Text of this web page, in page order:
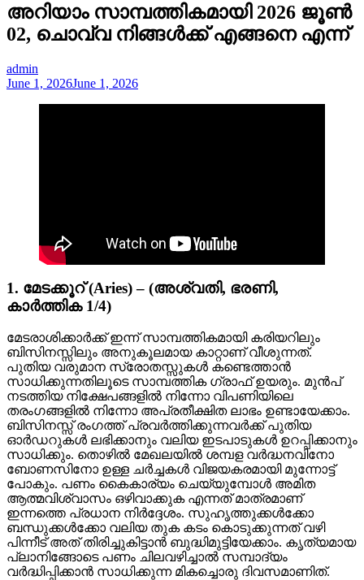
അറിയാം സാമ്പത്തികമായി 2026 ജൂൺ
02, ചൊവ്വ നിങ്ങൾക്ക് എങ്ങനെ എന്ന്
admin
June 1, 2026June 1, 2026
1. മേടക്കൂറ് (Aries) – (അശ്വതി, ഭരണി,
കാർത്തിക 1/4)
മേടരാശിക്കാർക്ക് ഇന്ന് സാമ്പത്തികമായി കരിയറിലും
ബിസിനസ്സിലും അനുകൂലമായ കാറ്റാണ് വീശുന്നത്.
പുതിയ വരുമാന സ്രോതസ്സുകൾ കണ്ടെത്താൻ
സാധിക്കുന്നതിലൂടെ സാമ്പത്തിക ഗ്രാഫ് ഉയരും. മുൻപ്
നടത്തിയ നിക്ഷേപങ്ങളിൽ നിന്നോ വിപണിയിലെ
തരംഗങ്ങളിൽ നിന്നോ അപ്രതീക്ഷിത ലാഭം ഉണ്ടായേക്കാം.
ബിസിനസ്സ് രംഗത്ത് പ്രവർത്തിക്കുന്നവർക്ക് പുതിയ
ഓർഡറുകൾ ലഭിക്കാനും വലിയ ഇടപാടുകൾ ഉറപ്പിക്കാനും
സാധിക്കും. തൊഴിൽ മേഖലയിൽ ശമ്പള വർദ്ധനവിനോ
ബോണസിനോ ഉള്ള ചർച്ചകൾ വിജയകരമായി മുന്നോട്ട്
പോകും. പണം കൈകാര്യം ചെയ്യുമ്പോൾ അമിത
ആത്മവിശ്വാസം ഒഴിവാക്കുക എന്നത് മാത്രമാണ്
ഇന്നത്തെ പ്രധാന നിർദ്ദേശം. സുഹൃത്തുക്കൾക്കോ
ബന്ധുക്കൾക്കോ വലിയ തുക കടം കൊടുക്കുന്നത് വഴി
പിന്നീട് അത് തിരിച്ചുകിട്ടാൻ ബുദ്ധിമുട്ടിയേക്കാം. കൃത്യമായ
പ്ലാനിങ്ങോടെ പണം ചിലവഴിച്ചാൽ സമ്പാദ്യം
വർദ്ധിപ്പിക്കാൻ സാധിക്കുന്ന മികച്ചൊരു ദിവസമാണിത്.